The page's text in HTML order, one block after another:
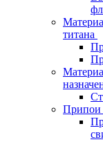
титана
Припои